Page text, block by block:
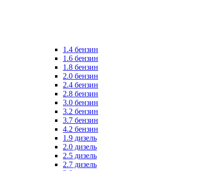
1.4 бензин
1.6 бензин
1.8 бензин
2.0 бензин
2.4 бензин
2.8 бензин
3.0 бензин
3.2 бензин
3.7 бензин
4.2 бензин
1.9 дизель
2.0 дизель
2.5 дизель
2.7 дизель